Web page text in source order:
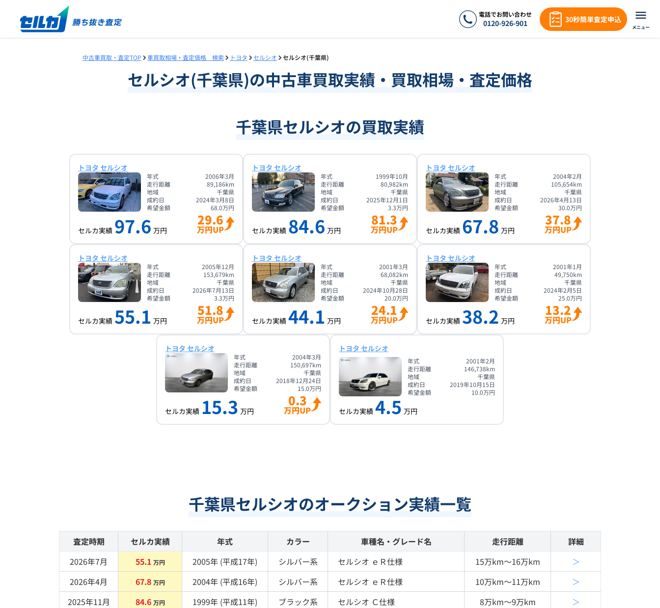
電話でお問い合わせ
0120-926-901 30秒簡単査定申込
メニュー
中古車買取・査定TOP 車買取相場・査定価格 検索 トヨタ セルシオ セルシオ(千葉県)
セルシオ(千葉県)の中古車買取実績・買取相場・査定価格
千葉県セルシオの買取実績
トヨタ セルシオ
年式
2006年3月
走行距離
89,186km
地域
千葉県
成約日
2024年3月8日
希望金額
68.0万円
セルカ実績 97.6 万円
29.6
万円UP
トヨタ セルシオ
年式
1999年10月
走行距離
80,982km
地域
千葉県
成約日
2025年12月1日
希望金額
3.3万円
セルカ実績 84.6 万円
81.3
万円UP
トヨタ セルシオ
年式
2004年2月
走行距離
105,654km
地域
千葉県
成約日
2026年4月13日
希望金額
30.0万円
セルカ実績 67.8 万円
37.8
万円UP
トヨタ セルシオ
年式
2005年12月
走行距離
153,679km
地域
千葉県
成約日
2026年7月13日
希望金額
3.3万円
セルカ実績 55.1 万円
51.8
万円UP
トヨタ セルシオ
年式
2001年3月
走行距離
68,082km
地域
千葉県
成約日
2024年10月28日
希望金額
20.0万円
セルカ実績 44.1 万円
24.1
万円UP
トヨタ セルシオ
年式
2001年1月
走行距離
49,750km
地域
千葉県
成約日
2024年2月5日
希望金額
25.0万円
セルカ実績 38.2 万円
13.2
万円UP
トヨタ セルシオ
年式
2004年3月
走行距離
150,697km
地域
千葉県
成約日
2018年12月24日
希望金額
15.0万円
セルカ実績 15.3 万円
0.3
万円UP
トヨタ セルシオ
年式
2001年2月
走行距離
146,738km
地域
千葉県
成約日
2019年10月15日
希望金額
10.0万円
セルカ実績 4.5 万円
千葉県セルシオのオークション実績一覧
査定時期 セルカ実績 年式 カラー 車種名・グレード名 走行距離
詳細
2026年7月
55.1 万円 2005年 (平成17年) シルバー系 セルシオ ｅＲ仕様 15万km〜16万km
＞
2026年4月
67.8 万円 2004年 (平成16年) シルバー系 セルシオ ｅＲ仕様 10万km〜11万km
＞
2025年11月
84.6 万円 1999年 (平成11年) ブラック系 セルシオ Ｃ仕様 8万km〜9万km
＞